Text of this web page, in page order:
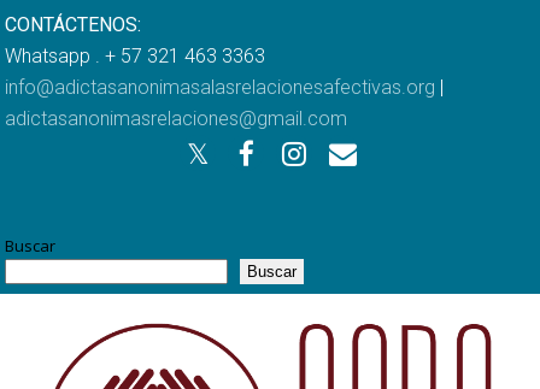
CONTÁCTENOS:
Whatsapp . + 57 321 463 3363
info@adictasanonimasalasrelacionesafectivas.org |
adictasanonimasrelaciones@gmail.com
Buscar
Buscar